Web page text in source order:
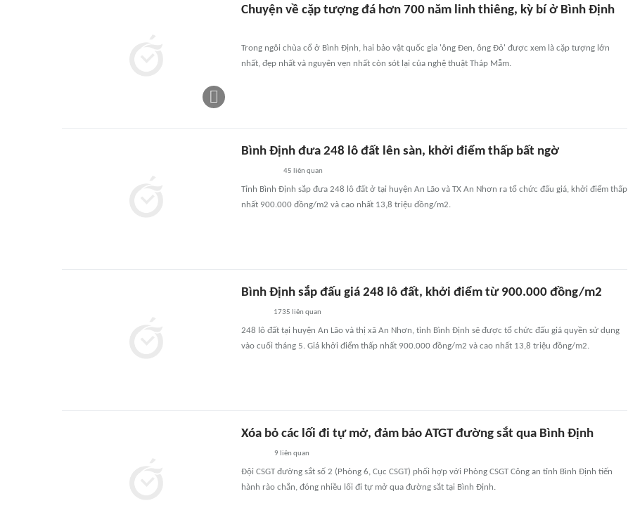
Chuyện về cặp tượng đá hơn 700 năm linh thiêng, kỳ bí ở Bình Định
Trong ngôi chùa cổ ở Bình Định, hai bảo vật quốc gia 'ông Đen, ông Đỏ' được xem là cặp tượng lớn
nhất, đẹp nhất và nguyên vẹn nhất còn sót lại của nghệ thuật Tháp Mẫm.
Bình Định đưa 248 lô đất lên sàn, khởi điểm thấp bất ngờ
45 liên quan
Tỉnh Bình Định sắp đưa 248 lô đất ở tại huyện An Lão và TX An Nhơn ra tổ chức đấu giá, khởi điểm thấp
nhất 900.000 đồng/m2 và cao nhất 13,8 triệu đồng/m2.
Bình Định sắp đấu giá 248 lô đất, khởi điểm từ 900.000 đồng/m2
1735 liên quan
248 lô đất tại huyện An Lão và thị xã An Nhơn, tỉnh Bình Định sẽ được tổ chức đấu giá quyền sử dụng
vào cuối tháng 5. Giá khởi điểm thấp nhất 900.000 đồng/m2 và cao nhất 13,8 triệu đồng/m2.
Xóa bỏ các lối đi tự mở, đảm bảo ATGT đường sắt qua Bình Định
9 liên quan
Đội CSGT đường sắt số 2 (Phòng 6, Cục CSGT) phối hợp với Phòng CSGT Công an tỉnh Bình Định tiến
hành rào chắn, đóng nhiều lối đi tự mở qua đường sắt tại Bình Định.